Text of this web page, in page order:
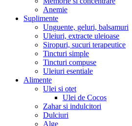
Anemie
Suplimente
Unguente, geluri, balsamuri
Uleiuri, extracte uleioase
Siropuri, sucuri terapeutice
Tincturi simple
Tincturi compuse
Uleiuri esentiale
Alimente
Ulei si otet
Ulei de Cocos
Zahar si indulcitori
Dulciuri
Alge